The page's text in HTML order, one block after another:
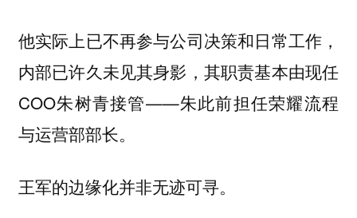
他实际上已不再参与公司决策和日常工作，
内部已许久未见其身影，其职责基本由现任
COO朱树青接管——朱此前担任荣耀流程
与运营部部长。
王军的边缘化并非无迹可寻。